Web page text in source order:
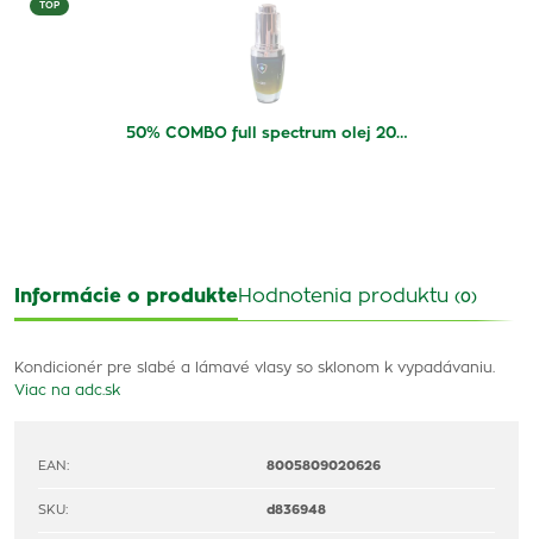
TOP
50% COMBO full spectrum olej 20…
Informácie o produkteHodnotenia produktu (0)
Kondicionér pre slabé a lámavé vlasy so sklonom k vypadávaniu.
Viac na adc.sk
EAN: 8005809020626
SKU: d836948